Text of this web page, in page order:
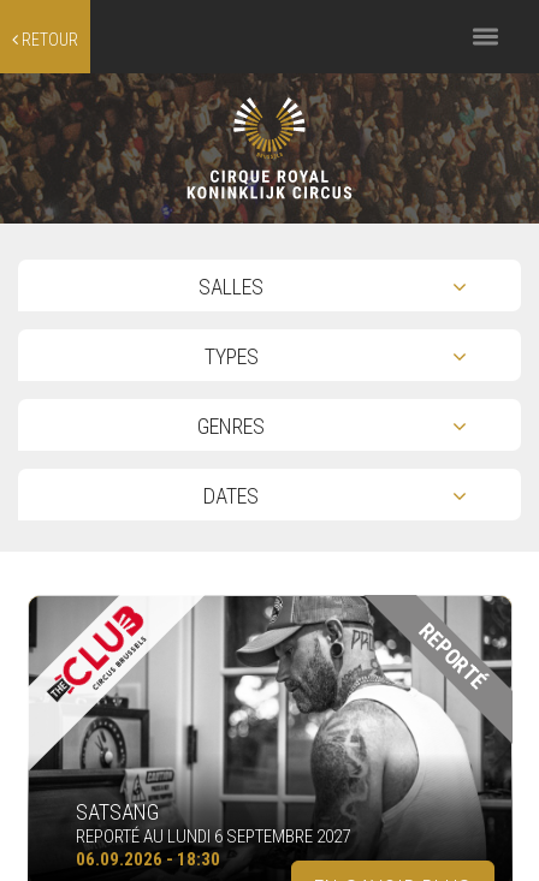
RETOUR
Toggle
navigation
SALLES
TYPES
GENRES
DATES
REPORTÉ
SATSANG
REPORTÉ AU LUNDI 6 SEPTEMBRE 2027
06.09.2026 - 18:30